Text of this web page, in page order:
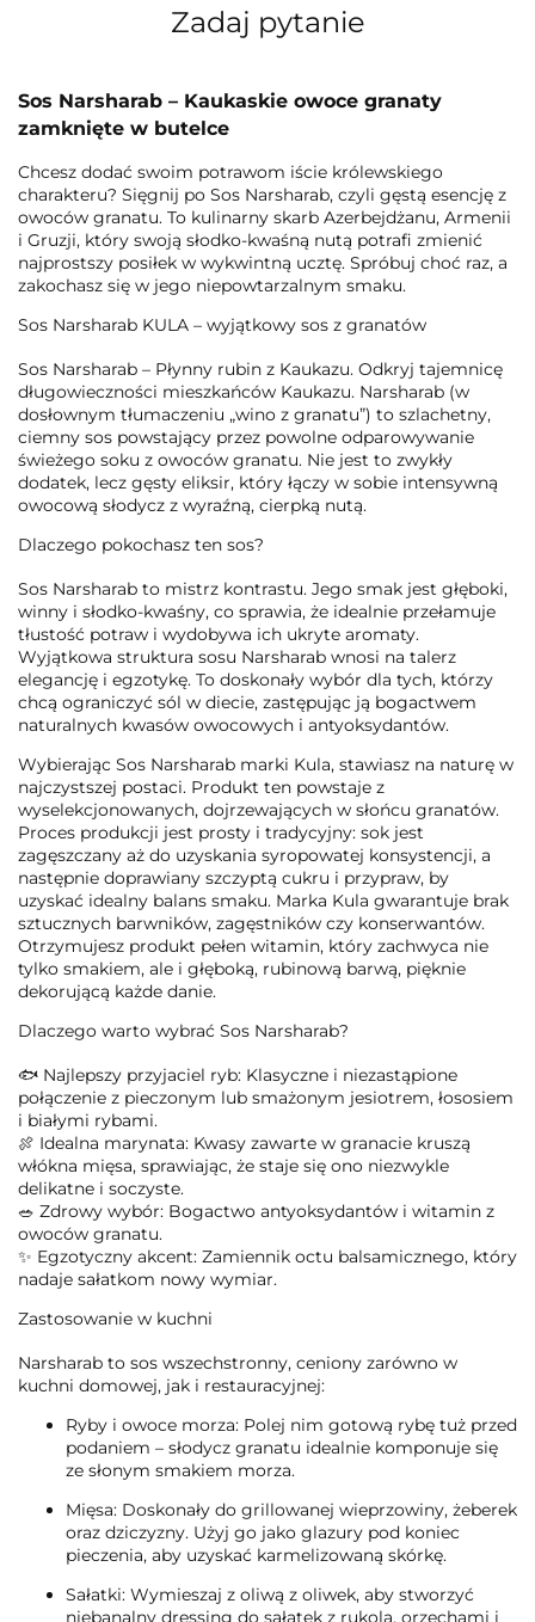
Zadaj pytanie
Sos Narsharab – Kaukaskie owoce granaty
zamknięte w butelce
Chcesz dodać swoim potrawom iście królewskiego
charakteru? Sięgnij po Sos Narsharab, czyli gęstą esencję z
owoców granatu. To kulinarny skarb Azerbejdżanu, Armenii
i Gruzji, który swoją słodko-kwaśną nutą potrafi zmienić
najprostszy posiłek w wykwintną ucztę. Spróbuj choć raz, a
zakochasz się w jego niepowtarzalnym smaku.
Sos Narsharab KULA – wyjątkowy sos z granatów
Sos Narsharab – Płynny rubin z Kaukazu. Odkryj tajemnicę
długowieczności mieszkańców Kaukazu. Narsharab (w
dosłownym tłumaczeniu „wino z granatu”) to szlachetny,
ciemny sos powstający przez powolne odparowywanie
świeżego soku z owoców granatu. Nie jest to zwykły
dodatek, lecz gęsty eliksir, który łączy w sobie intensywną
owocową słodycz z wyraźną, cierpką nutą.
Dlaczego pokochasz ten sos?
Sos Narsharab to mistrz kontrastu. Jego smak jest głęboki,
winny i słodko-kwaśny, co sprawia, że idealnie przełamuje
tłustość potraw i wydobywa ich ukryte aromaty.
Wyjątkowa struktura sosu Narsharab wnosi na talerz
elegancję i egzotykę. To doskonały wybór dla tych, którzy
chcą ograniczyć sól w diecie, zastępując ją bogactwem
naturalnych kwasów owocowych i antyoksydantów.
Wybierając Sos Narsharab marki Kula, stawiasz na naturę w
najczystszej postaci. Produkt ten powstaje z
wyselekcjonowanych, dojrzewających w słońcu granatów.
Proces produkcji jest prosty i tradycyjny: sok jest
zagęszczany aż do uzyskania syropowatej konsystencji, a
następnie doprawiany szczyptą cukru i przypraw, by
uzyskać idealny balans smaku. Marka Kula gwarantuje brak
sztucznych barwników, zagęstników czy konserwantów.
Otrzymujesz produkt pełen witamin, który zachwyca nie
tylko smakiem, ale i głęboką, rubinową barwą, pięknie
dekorującą każde danie.
Dlaczego warto wybrać Sos Narsharab?
🐟 Najlepszy przyjaciel ryb: Klasyczne i niezastąpione
połączenie z pieczonym lub smażonym jesiotrem, łososiem
i białymi rybami.
🍖 Idealna marynata: Kwasy zawarte w granacie kruszą
włókna mięsa, sprawiając, że staje się ono niezwykle
delikatne i soczyste.
🥗 Zdrowy wybór: Bogactwo antyoksydantów i witamin z
owoców granatu.
✨ Egzotyczny akcent: Zamiennik octu balsamicznego, który
nadaje sałatkom nowy wymiar.
Zastosowanie w kuchni
Narsharab to sos wszechstronny, ceniony zarówno w
kuchni domowej, jak i restauracyjnej:
Ryby i owoce morza: Polej nim gotową rybę tuż przed
podaniem – słodycz granatu idealnie komponuje się
ze słonym smakiem morza.
Mięsa: Doskonały do grillowanej wieprzowiny, żeberek
oraz dziczyzny. Użyj go jako glazury pod koniec
pieczenia, aby uzyskać karmelizowaną skórkę.
Sałatki: Wymieszaj z oliwą z oliwek, aby stworzyć
niebanalny dressing do sałatek z rukolą, orzechami i